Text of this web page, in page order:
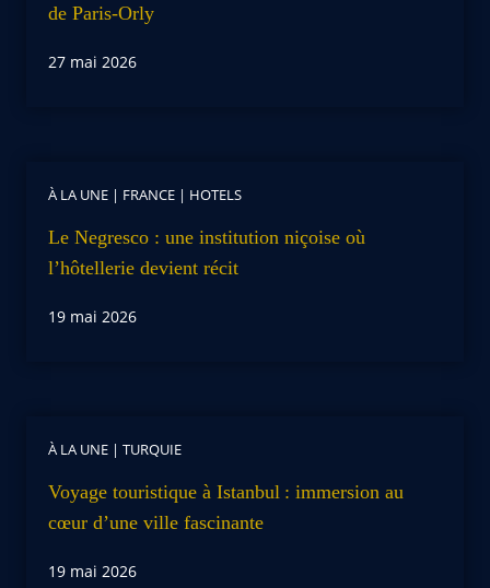
de Paris-Orly
27 mai 2026
À LA UNE | FRANCE | HOTELS
Le Negresco : une institution niçoise où
l’hôtellerie devient récit
19 mai 2026
À LA UNE | TURQUIE
Voyage touristique à Istanbul : immersion au
cœur d’une ville fascinante
19 mai 2026